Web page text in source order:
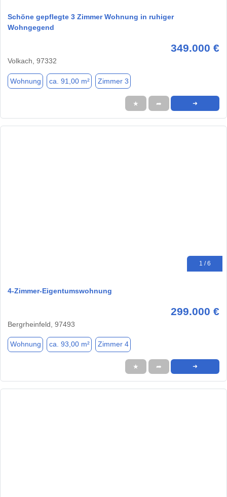
Schöne gepflegte 3 Zimmer Wohnung in ruhiger
Wohngegend
349.000 €
Volkach, 97332
Wohnung ca. 91,00 m² Zimmer 3
★ ➦ ➜
1 / 6
4-Zimmer-Eigentumswohnung
299.000 €
Bergrheinfeld, 97493
Wohnung ca. 93,00 m² Zimmer 4
★ ➦ ➜